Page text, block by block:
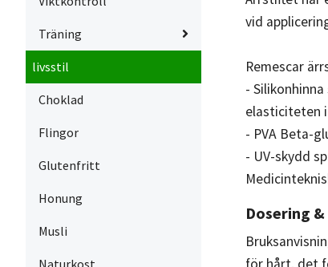
Träning
livsstil
Choklad
Flingor
Glutenfritt
Honung
Musli
Naturkost
vid
Remescar
-
elasticiteten
- PVA Beta-
- UV-skydd
Dosering
för hårt, det